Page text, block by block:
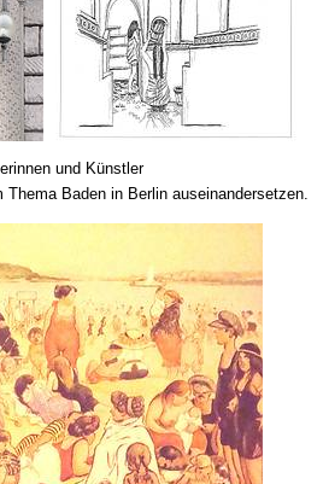
und Künstler
Baden in Berlin auseinandersetzen.